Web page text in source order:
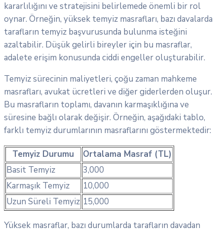
kararlılığını ve stratejisini belirlemede önemli bir rol
oynar. Örneğin, yüksek temyiz masrafları, bazı davalarda
tarafların temyiz başvurusunda bulunma isteğini
azaltabilir. Düşük gelirli bireyler için bu masraflar,
adalete erişim konusunda ciddi engeller oluşturabilir.
Temyiz sürecinin maliyetleri, çoğu zaman mahkeme
masrafları, avukat ücretleri ve diğer giderlerden oluşur.
Bu masrafların toplamı, davanın karmaşıklığına ve
süresine bağlı olarak değişir. Örneğin, aşağıdaki tablo,
farklı temyiz durumlarının masraflarını göstermektedir:
Temyiz Durumu
Ortalama Masraf (TL)
Basit Temyiz
3,000
Karmaşık Temyiz
10,000
Uzun Süreli Temyiz 15,000
Yüksek masraflar, bazı durumlarda tarafların davadan